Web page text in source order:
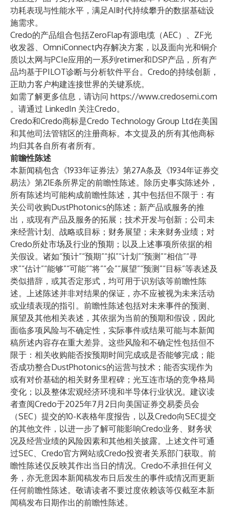
功耗表现与性能水平，满足AI时代持续攀升的数据基础设
施需求。
Credo的产品组合包括ZeroFlap有源电缆（AEC）、ZF光
收发器、OmniConnect内存解决方案，以及面向光和铜介
质以太网与PCIe应用的一系列retimer和DSP产品，所有产
品均基于PILOT诊断与分析软件平台。Credo的持续创新，
正助力客户构建连接世界的关键系统。
如需了解更多信息，请访问 https://www.credosemi.com
。请通过 LinkedIn 关注Credo。
Credo和Credo商标是Credo Technology Group Ltd在美国
和其他司法管辖区的注册商标。本文提及的所有其他商标
均归其各自所有者所有。
前瞻性陈述
本新闻稿包含《1933年证券法》第27A条及《1934年证券交
易法》第21E条所界定的前瞻性陈述。除历史事实陈述外，
所有陈述均可能构成前瞻性陈述，其中包括但不限于：有
关公司收购DustPhotonics的陈述；新产品或服务的推
出，或现有产品及服务的拓展；技术开发与创新；公司未
来经营计划、战略或目标；财务展望；未来财务业绩；对
Credo所处市场及行业的预期；以及上述事项所依据的相
关假设。诸如“预计”“预期”“拟”“计划”“预测”“相信”“寻
求”“估计”“能够”“可能”“将”“会”“展望”“预测”“目标”等表述及
类似措辞，或其否定形式，均可用于识别该等前瞻性陈
述。上述陈述并非对结果的保证，亦不应被视为未来活动
或业绩表现的指引。前瞻性陈述包括对未来事件的预测、
展望及其他相关表述，其依据为当前的预期和假设，因此
面临多项风险与不确定性，实际事件或结果可能与本新闻
稿所述内容存在重大差异。这些风险和不确定性包括但不
限于：相关收购能否按预期时间完成或是否能够完成；能
否成功整合DustPhotonics的运营与技术；能否实现作为
或有对价基础的相关财务里程碑；光互连市场的竞争格局
变化；以及整体宏观经济环境和半导体行业状况。建议读
者查阅Credo于2025年7月2日向美国证券交易委员会
（SEC）提交的10-K表格年度报告，以及Credo向SEC提交
的其他文件，以进一步了解可能影响Credo业务、财务状
况及经营业绩的风险因素和其他相关披露。上述文件可通
过SEC、Credo官方网站或Credo投资者关系部门获取。前
瞻性陈述仅反映其作出当日的情况。Credo不承担任何义
务，亦无意因本新闻稿发布日后发生的事件或情况而更新
任何前瞻性陈述。敬请读者不要过度依赖该等仅截至本新
闻稿发布日期作出的前瞻性陈述。